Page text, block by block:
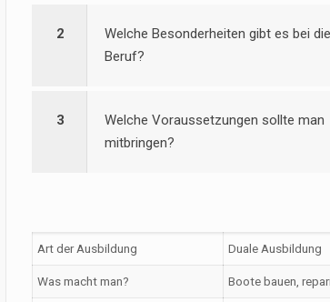
2
Welche Besonderheiten gibt es bei
Beruf?
3
Welche Voraussetzungen sollte man
mitbringen?
Art der Ausbildung Duale Ausbildung
Was macht man? Boote bauen,